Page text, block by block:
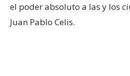
el poder absoluto a las y los
Juan Pablo Celis.